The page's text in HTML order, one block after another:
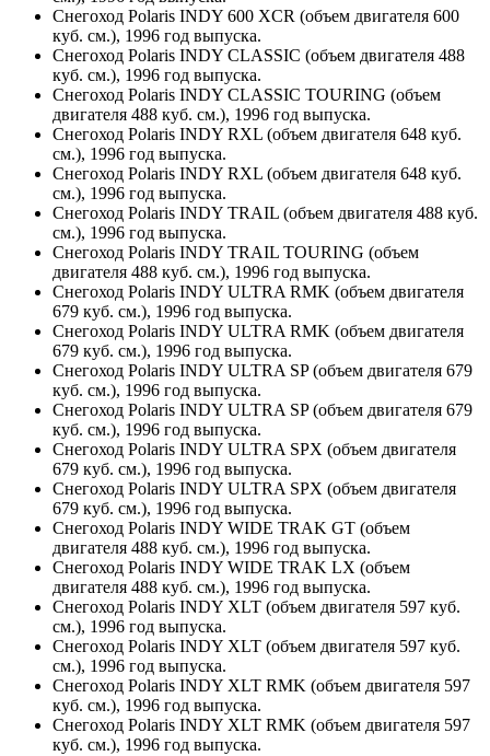
Снегоход Polaris INDY 600 XCR (объем двигателя 600
куб. см.), 1996 год выпуска.
Снегоход Polaris INDY CLASSIC (объем двигателя 488
куб. см.), 1996 год выпуска.
Снегоход Polaris INDY CLASSIC TOURING (объем
двигателя 488 куб. см.), 1996 год выпуска.
Снегоход Polaris INDY RXL (объем двигателя 648 куб.
см.), 1996 год выпуска.
Снегоход Polaris INDY RXL (объем двигателя 648 куб.
см.), 1996 год выпуска.
Снегоход Polaris INDY TRAIL (объем двигателя 488 куб.
см.), 1996 год выпуска.
Снегоход Polaris INDY TRAIL TOURING (объем
двигателя 488 куб. см.), 1996 год выпуска.
Снегоход Polaris INDY ULTRA RMK (объем двигателя
679 куб. см.), 1996 год выпуска.
Снегоход Polaris INDY ULTRA RMK (объем двигателя
679 куб. см.), 1996 год выпуска.
Снегоход Polaris INDY ULTRA SP (объем двигателя 679
куб. см.), 1996 год выпуска.
Снегоход Polaris INDY ULTRA SP (объем двигателя 679
куб. см.), 1996 год выпуска.
Снегоход Polaris INDY ULTRA SPX (объем двигателя
679 куб. см.), 1996 год выпуска.
Снегоход Polaris INDY ULTRA SPX (объем двигателя
679 куб. см.), 1996 год выпуска.
Снегоход Polaris INDY WIDE TRAK GT (объем
двигателя 488 куб. см.), 1996 год выпуска.
Снегоход Polaris INDY WIDE TRAK LX (объем
двигателя 488 куб. см.), 1996 год выпуска.
Снегоход Polaris INDY XLT (объем двигателя 597 куб.
см.), 1996 год выпуска.
Снегоход Polaris INDY XLT (объем двигателя 597 куб.
см.), 1996 год выпуска.
Снегоход Polaris INDY XLT RMK (объем двигателя 597
куб. см.), 1996 год выпуска.
Снегоход Polaris INDY XLT RMK (объем двигателя 597
куб. см.), 1996 год выпуска.